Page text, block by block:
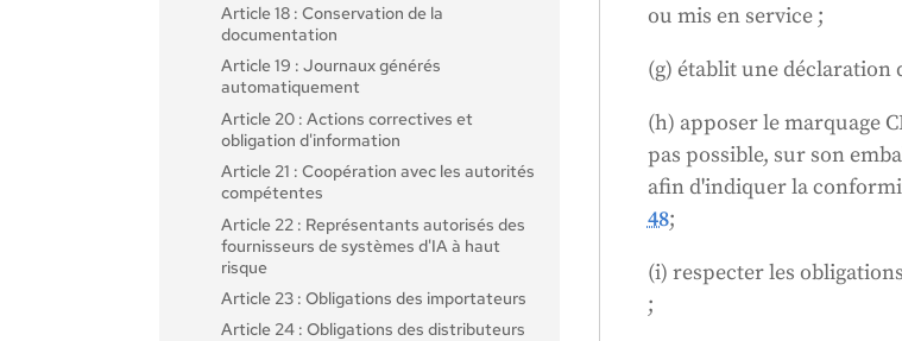
Article 18 : Conservation de la
documentation
Article 19 : Journaux générés
automatiquement
Article 20 : Actions correctives et
obligation d'information
Article 21 : Coopération avec les autorités
compétentes
Article 22 : Représentants autorisés des
fournisseurs de systèmes d'IA à haut
risque
Article 23 : Obligations des importateurs
Article 24 : Obligations des distributeurs
ou mis en service ;
(g) établit une
(h) apposer le marquage
pas possible, sur son
afin d'indiquer la
48;
(i) respecter les
;